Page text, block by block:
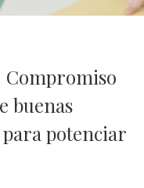
Compromiso
buenas
potenciar